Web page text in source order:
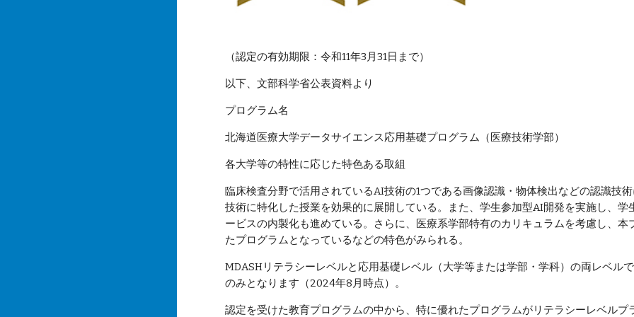
（認定の有効期限：令和11年3月31日まで）
以下、文部科学省公表資料より
プログラム名
北海道医療大学データサイエンス応用基礎プログラム（医療技術学部）
各大学等の特性に応じた特色ある取組
臨床検査分野で活用されているAI技術の1つである画像認識・物体検出などの認識技
技術に特化した授業を効果的に展開している。また、学生参加型AI開発を実施し、
ービスの内製化も進めている。さらに、医療系学部特有のカリキュラムを考慮し、
たプログラムとなっているなどの特色がみられる。
MDASHリテラシーレベルと応用基礎レベル（大学等または学部・学科）の両レベル
のみとなります（2024年8月時点）。
認定を受けた教育プログラムの中から、特に優れたプログラムがリテラシーレベル